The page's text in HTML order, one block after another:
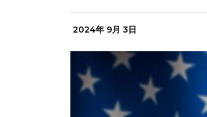
2024年 9月 3日